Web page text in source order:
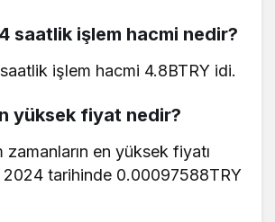
saatlik işlem hacmi nedir?
işlem hacmi 4.8BTRY idi.
yüksek fiyat nedir?
zamanların en yüksek fiyatı
2024 tarihinde 0.00097588TRY